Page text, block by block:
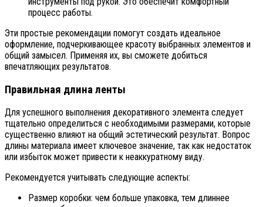
процесс работы.
Эти простые рекомендации помогут создать идеальное
оформление, подчеркивающее красоту выбранных элементов и
общий замысел. Применяя их, вы сможете добиться
впечатляющих результатов.
Правильная длина ленты
Для успешного выполнения декоративного элемента следует
тщательно определиться с необходимыми размерами, которые
существенно влияют на общий эстетический результат. Вопрос
длины материала имеет ключевое значение, так как недостаток
или избыток может привести к неаккуратному виду.
Рекомендуется учитывать следующие аспекты:
Размер коробки: чем больше упаковка, тем длиннее